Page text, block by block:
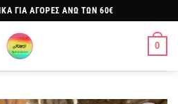
ΓΙΑ ΑΓΟΡΕΣ ΑΝΩ ΤΩΝ 60€
0